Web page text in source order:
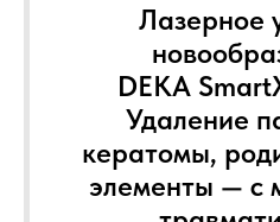
Лазерное
DEKA
Удаление
кератомы,
элементы — с